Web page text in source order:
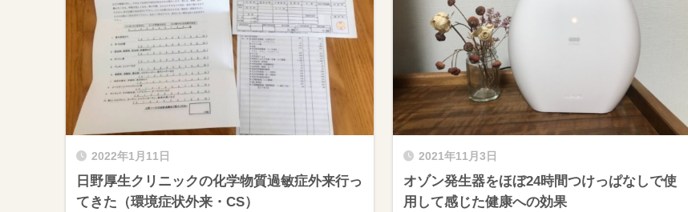
2022年1月11日
日野厚生クリニックの化学物質過敏症外来行っ
てきた（環境症状外来・CS）
2021年11月3日
オゾン発生器をほぼ24時間つけっぱなしで使
用して感じた健康への効果